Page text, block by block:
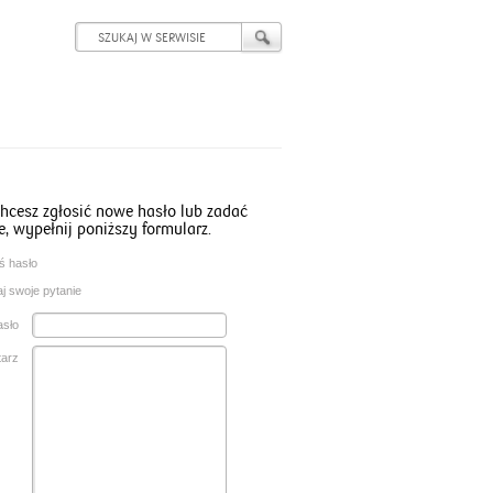
zgłosić nowe hasło lub zadać
wypełnij poniższy formularz.
hasło
swoje pytanie